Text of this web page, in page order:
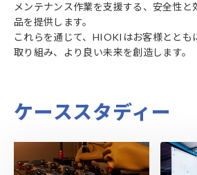
メンテナンス作業を支援する、安全性と
品を提供します。
これらを通じて、HIOKIはお客様ととも
取り組み、より良い未来を創造します。
ケーススタディー